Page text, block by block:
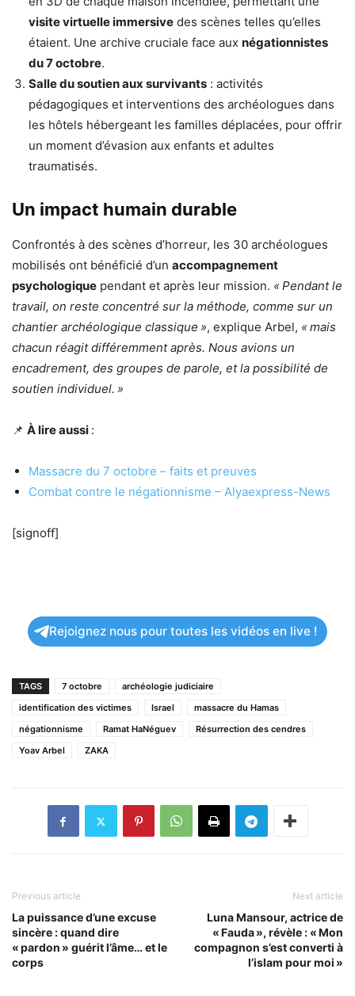
visite virtuelle immersive des scènes telles qu’elles
étaient. Une archive cruciale face aux négationnistes
du 7 octobre.
Salle du soutien aux survivants : activités
pédagogiques et interventions des archéologues dans
les hôtels hébergeant les familles déplacées, pour offrir
un moment d’évasion aux enfants et adultes
traumatisés.
Un impact humain durable
Confrontés à des scènes d’horreur, les 30 archéologues
mobilisés ont bénéficié d’un accompagnement
psychologique pendant et après leur mission. « Pendant le
travail, on reste concentré sur la méthode, comme sur un
chantier archéologique classique », explique Arbel, « mais
chacun réagit différemment après. Nous avions un
encadrement, des groupes de parole, et la possibilité de
soutien individuel. »
📌 À lire aussi :
Massacre du 7 octobre – faits et preuves
Combat contre le négationnisme – Alyaexpress-News
[signoff]
Rejoignez nous pour toutes les vidéos en live !
TAGS 7 octobre
archéologie judiciaire
identification des victimes
Israel
massacre du Hamas
négationnisme
Ramat HaNéguev
Résurrection des cendres
Yoav Arbel
ZAKA
Previous article
La puissance d’une excuse
sincère : quand dire
« pardon » guérit l’âme… et le
corps
Next article
Luna Mansour, actrice de
« Fauda », révèle : « Mon
compagnon s’est converti à
l’islam pour moi »